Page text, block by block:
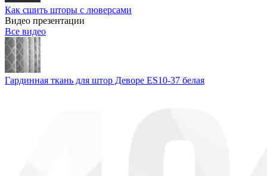
Как сшить шторы с люверсами
Видео презентации
Все видео
Гардинная ткань для штор Деворе ES10-37 белая